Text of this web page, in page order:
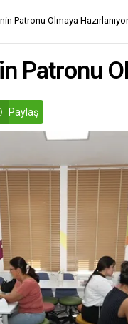
Patronu Olmaya Hazırlanıyor
Patronu
Paylaş